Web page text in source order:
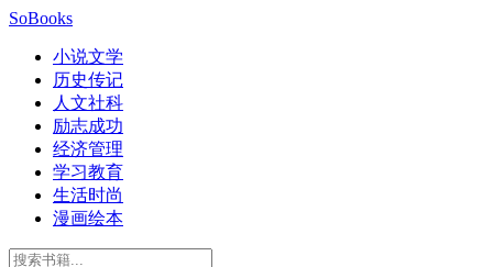
SoBooks
小说文学
历史传记
人文社科
励志成功
经济管理
学习教育
生活时尚
漫画绘本